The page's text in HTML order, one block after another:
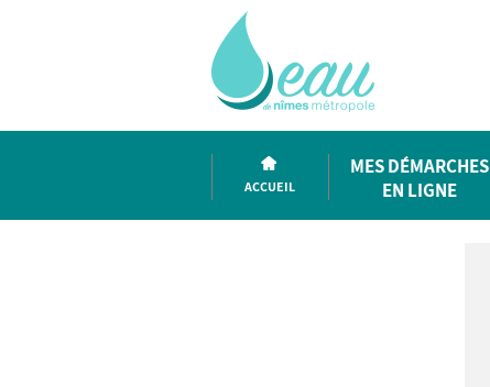
ACCUEIL
MES DÉMARCHES
EN LIGNE